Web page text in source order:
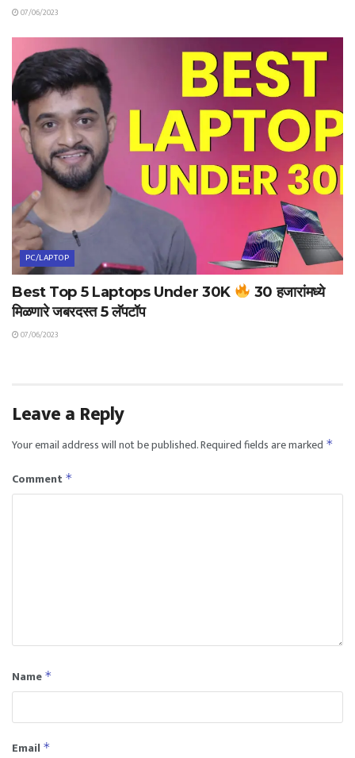
07/06/2023
PC/LAPTOP
Best Top 5 Laptops Under 30K
30 हजारांमध्ये
मिळणारे जबरदस्त 5 लॅपटॉप
07/06/2023
Leave a Reply
Your email address will not be published.Required fields are marked *
Comment *
Name *
Email *